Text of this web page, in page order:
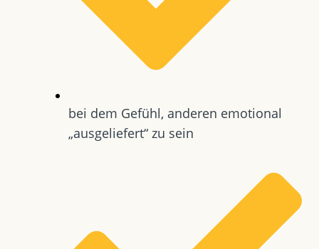
bei dem Gefühl, anderen emotional
„ausgeliefert“ zu sein